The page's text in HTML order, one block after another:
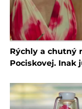
Rýchly a chutný
Pociskovej. Inak